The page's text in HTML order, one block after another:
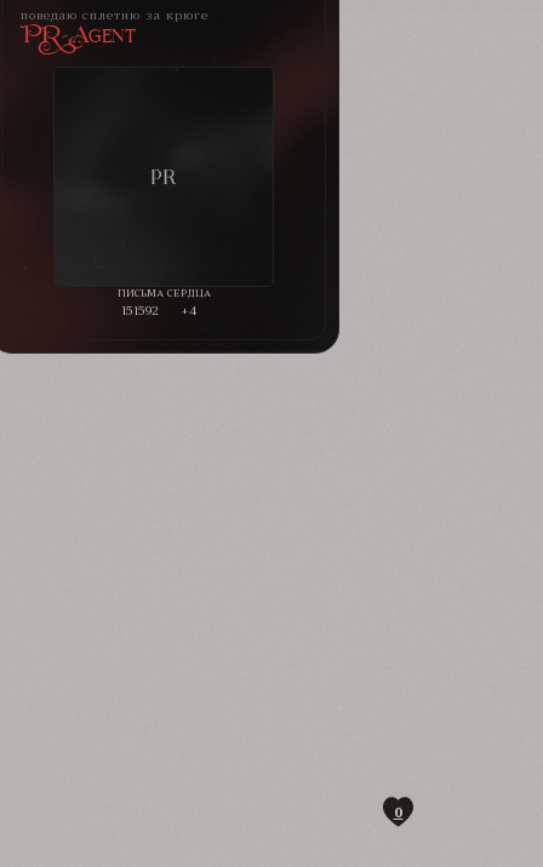
поведаю сплетню за крюге
PR-Agent
151592 +4
0